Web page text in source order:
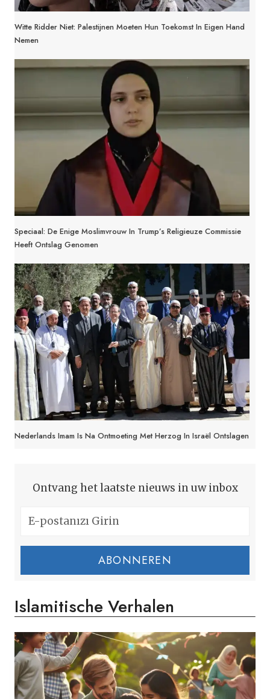
Witte Ridder Niet: Palestijnen Moeten Hun Toekomst In Eigen Hand
Nemen
Speciaal: De Enige Moslimvrouw In Trump’s Religieuze Commissie
Heeft Ontslag Genomen
Nederlands Imam Is Na Ontmoeting Met Herzog In Israël Ontslagen
Ontvang het laatste nieuws in uw inbox
ABONNEREN
Islamitische Verhalen